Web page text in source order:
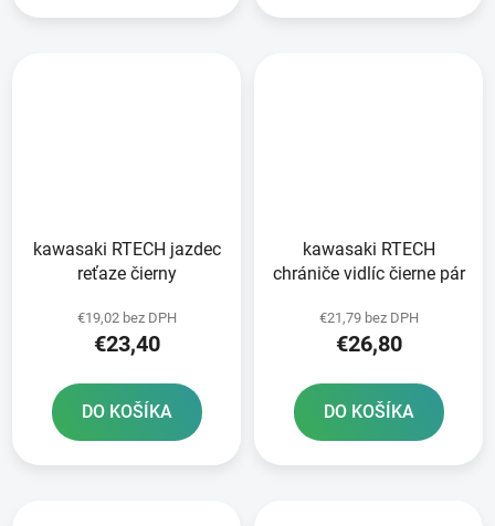
kawasaki RTECH jazdec
reťaze čierny
€19,02 bez DPH
€23,40
DO KOŠÍKA
kawasaki RTECH
chrániče vidlíc čierne pár
€21,79 bez DPH
€26,80
DO KOŠÍKA